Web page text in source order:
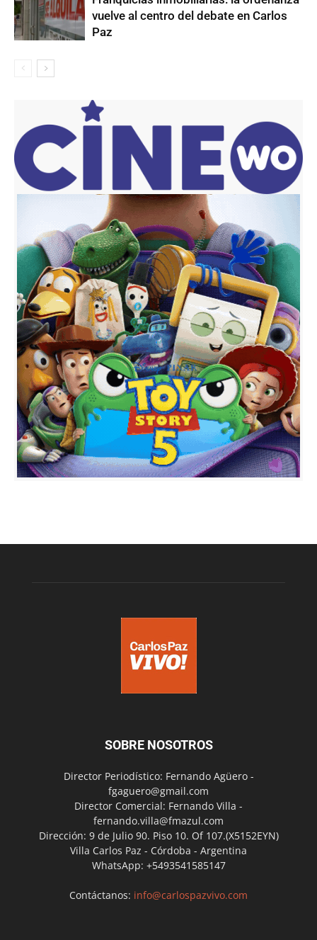
vuelve al centro del debate en Carlos
Paz
SOBRE NOSOTROS
Director Periodístico: Fernando Agüero -
fgaguero@gmail.com
Director Comercial: Fernando Villa -
fernando.villa@fmazul.com
Dirección: 9 de Julio 90. Piso 10. Of 107.(X5152EYN)
Villa Carlos Paz - Córdoba - Argentina
WhatsApp: +5493541585147
Contáctanos: info@carlospazvivo.com